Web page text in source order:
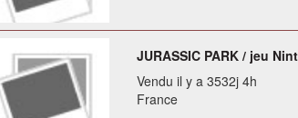
JURASSIC PARK / jeu
Vendu il y a 3532j 4h
France